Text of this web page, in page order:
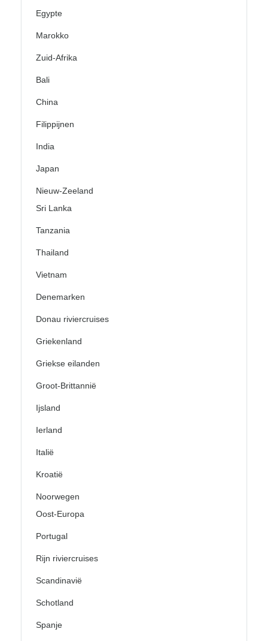
Egypte
Marokko
Zuid-Afrika
Bali
China
Filippijnen
India
Japan
Nieuw-Zeeland
Sri Lanka
Tanzania
Thailand
Vietnam
Denemarken
Donau riviercruises
Griekenland
Griekse eilanden
Groot-Brittannië
Ijsland
Ierland
Italië
Kroatië
Noorwegen
Oost-Europa
Portugal
Rijn riviercruises
Scandinavië
Schotland
Spanje